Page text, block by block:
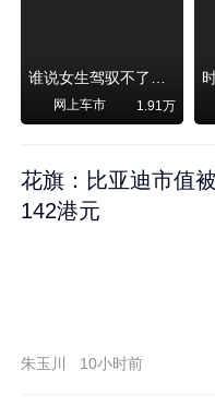
谁说女生驾驭不了大SUV？看我开问界M6驰骋坝上草原！
网上车市 1.91万
花旗：比亚迪市值
142港元
朱玉川 10小时前